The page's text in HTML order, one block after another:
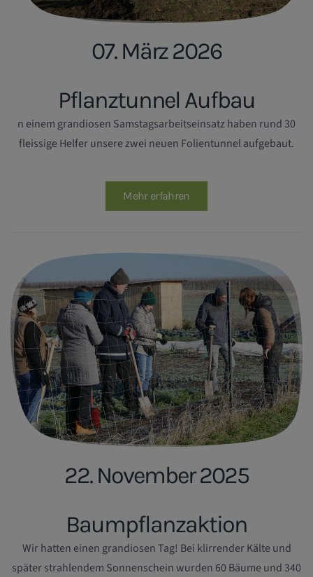
07. März 2026
Pflanztunnel Aufbau
n einem grandiosen Samstagsarbeitseinsatz haben rund 30
fleissige Helfer unsere zwei neuen Folientunnel aufgebaut.
Mehr erfahren
22. November 2025
Baumpflanzaktion
Wir hatten einen grandiosen Tag! Bei klirrender Kälte und
später strahlendem Sonnenschein wurden 60 Bäume und 340